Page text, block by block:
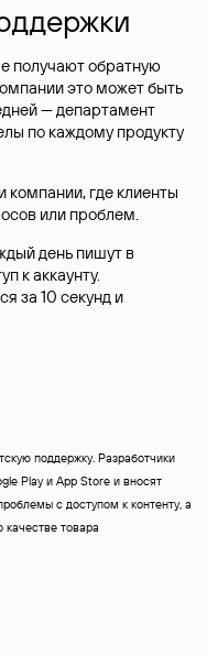
получают обратную
это может быть
— департамент
по каждому продукту
где клиенты
или проблем.
день пишут в
к аккаунту.
за 10 секунд и
поддержку. Разработчики
Play и App Store и вносят
с доступом к контенту, а
товара